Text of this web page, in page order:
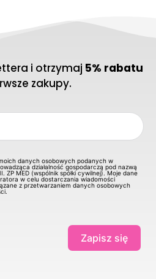
i otrzymaj 5% rabatu
zakupy.
danych osobowych podanych w
działalność gospodarczą pod nazwą
ZP MED (wspólnik spółki cywilnej). Moje dane
w celu dostarczania wiadomości
z przetwarzaniem danych osobowych
Zapisz się